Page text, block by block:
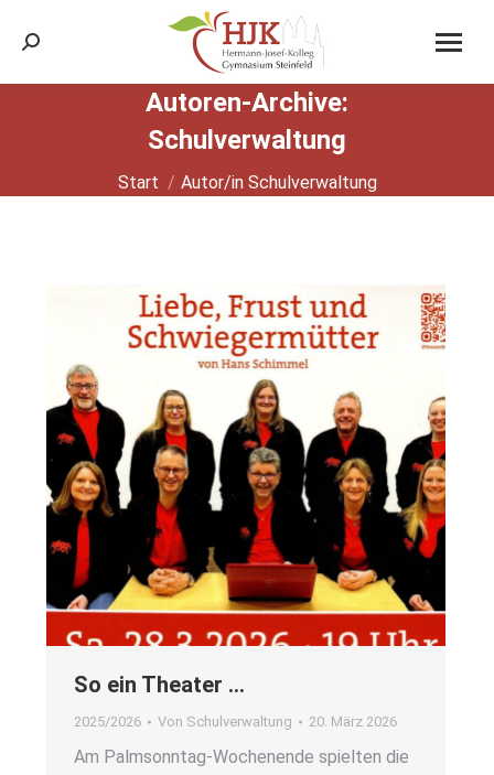
Search:
Autoren-Archive:
Schulverwaltung
Sie befinden sich hier:
Start Autor/in Schulverwaltung
So ein Thea­ter …
2025/2026 Von Schulverwaltung 20. März 2026
Am Pal­m­­son­n­­tag-Wochen­en­­de spiel­ten die